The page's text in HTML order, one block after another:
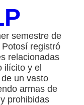
semestre de
registró
relacionadas
ilícito y el
un vasto
armas de
prohibidas